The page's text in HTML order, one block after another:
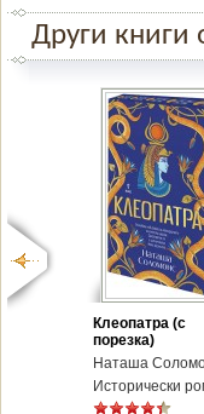
Други книги
Клеопатра (с
порезка)
Наташа
Исторически